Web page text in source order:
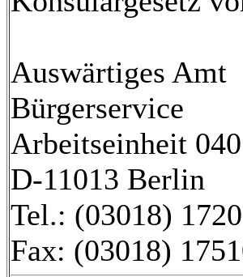
Auswärtiges Amt
Bürgerservice
Arbeitseinheit 040
D-11013 Berlin
Tel.: (03018)
Fax: (03018)